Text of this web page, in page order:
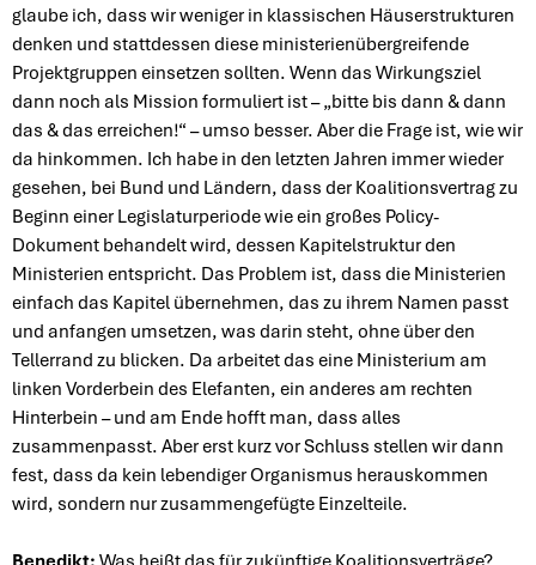
glaube ich, dass wir weniger in klassischen Häuserstrukturen
denken und stattdessen diese ministerienübergreifende
Projektgruppen einsetzen sollten. Wenn das Wirkungsziel
dann noch als Mission formuliert ist – „bitte bis dann & dann
das & das erreichen!“ – umso besser. Aber die Frage ist, wie wir
da hinkommen. Ich habe in den letzten Jahren immer wieder
gesehen, bei Bund und Ländern, dass der Koalitionsvertrag zu
Beginn einer Legislaturperiode wie ein großes Policy-
Dokument behandelt wird, dessen Kapitelstruktur den
Ministerien entspricht. Das Problem ist, dass die Ministerien
einfach das Kapitel übernehmen, das zu ihrem Namen passt
und anfangen umsetzen, was darin steht, ohne über den
Tellerrand zu blicken. Da arbeitet das eine Ministerium am
linken Vorderbein des Elefanten, ein anderes am rechten
Hinterbein – und am Ende hofft man, dass alles
zusammenpasst. Aber erst kurz vor Schluss stellen wir dann
fest, dass da kein lebendiger Organismus herauskommen
wird, sondern nur zusammengefügte Einzelteile.